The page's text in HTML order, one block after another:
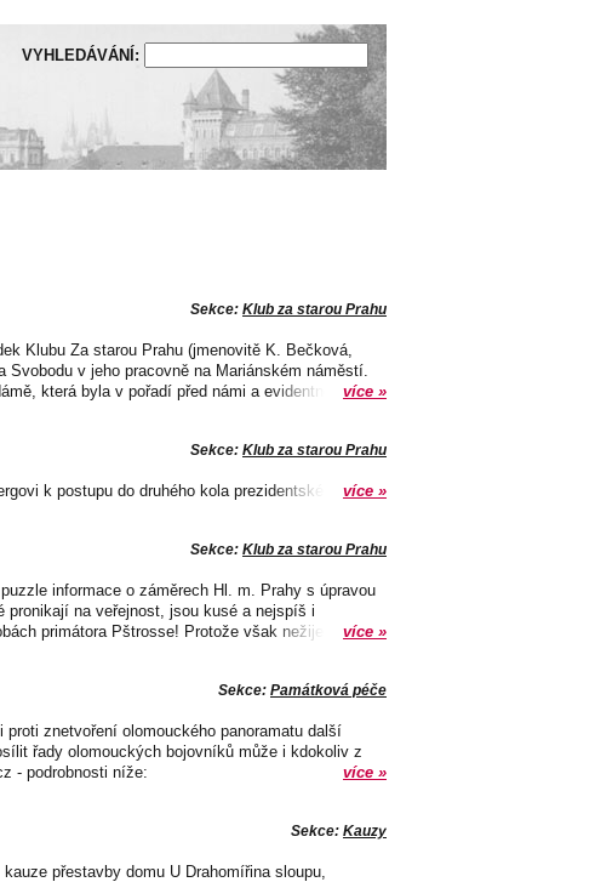
VYHLEDÁVÁNÍ:
Sekce: Klub za starou Prahu
Klubu Za starou Prahu (jmenovitě K. Bečková,
v jeho pracovně na Mariánském náměstí.
která byla v pořadí před námi a evidentně...více »
Sekce: Klub za starou Prahu
k postupu do druhého kola prezidentské volby.
více »
Sekce: Klub za starou Prahu
informace o záměrech Hl. m. Prahy s úpravou
pronikají na veřejnost, jsou kusé a nejspíš i
primátora Pštrosse! Protože však nežijeme...více »
Sekce: Památková péče
znetvoření olomouckého panoramatu další
řady olomouckých bojovníků může i kdokoliv z
- podrobnosti níže:
více »
Sekce: Kauzy
přestavby domu U Drahomířina sloupu,